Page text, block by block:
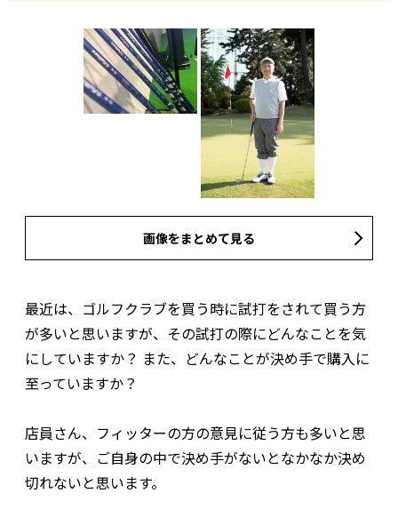
画像をまとめて見る
最近は、ゴルフクラブを買う時に試打をされて買う方
が多いと思いますが、その試打の際にどんなことを気
にしていますか？ また、どんなことが決め手で購入に
至っていますか？
店員さん、フィッターの方の意見に従う方も多いと思
いますが、ご自身の中で決め手がないとなかなか決め
切れないと思います。